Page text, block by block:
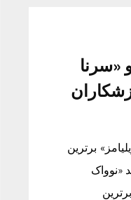
«سرنا
برترین
۲۰۱۵ شدند «نوواک